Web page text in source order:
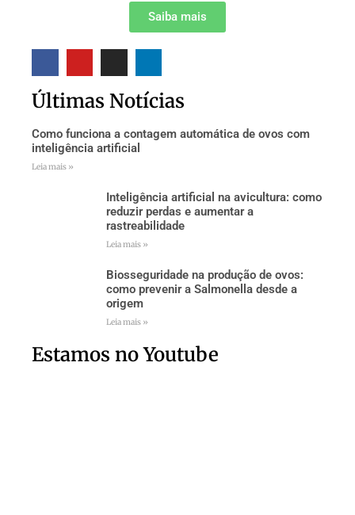
Saiba mais
Últimas Notícias
Como funciona a contagem automática de ovos com
inteligência artificial
Leia mais »
Inteligência artificial na avicultura: como
reduzir perdas e aumentar a
rastreabilidade
Leia mais »
Biosseguridade na produção de ovos:
como prevenir a Salmonella desde a
origem
Leia mais »
Estamos no Youtube